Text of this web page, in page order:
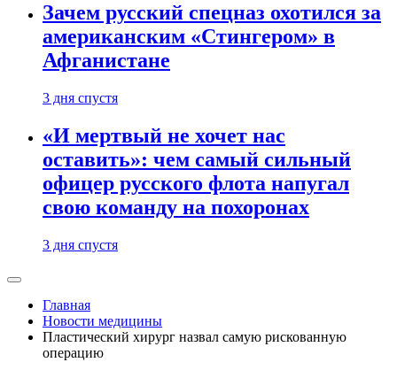
Зачем русский спецназ охотился за
американским «Стингером» в
Афганистане
3 дня спустя
«И мертвый не хочет нас
оставить»: чем самый сильный
офицер русского флота напугал
свою команду на похоронах
3 дня спустя
Главная
Новости медицины
Пластический хирург назвал самую рискованную
операцию